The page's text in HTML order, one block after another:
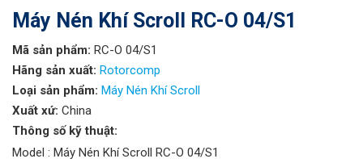
Máy Nén Khí Scroll RC-O 04/S1
Mã sản phẩm: RC-O 04/S1
Hãng sản xuất: Rotorcomp
Loại sản phẩm: Máy Nén Khí Scroll
Xuất xứ: China
Thông số kỹ thuật:
Model : Máy Nén Khí Scroll RC-O 04/S1